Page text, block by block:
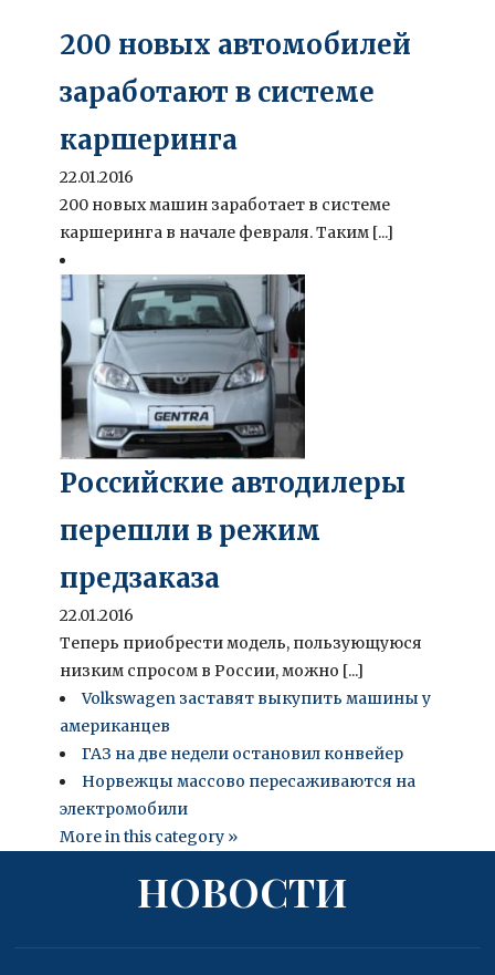
200 новых автомобилей
заработают в системе
каршеринга
22.01.2016
200 новых машин заработает в системе
каршеринга в начале февраля. Таким [...]
Российские автодилеры
перешли в режим
предзаказа
22.01.2016
Теперь приобрести модель, пользующуюся
низким спросом в России, можно [...]
Volkswagen заставят выкупить машины у
американцев
ГАЗ на две недели остановил конвейер
Норвежцы массово пересаживаются на
электромобили
More in this category »
НОВОСТИ